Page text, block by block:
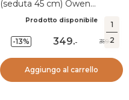
1
2
(seduta 45 cm) Owen
Prodotto disponibile
-13% 349.- 399.-
Aggiungo al carrello